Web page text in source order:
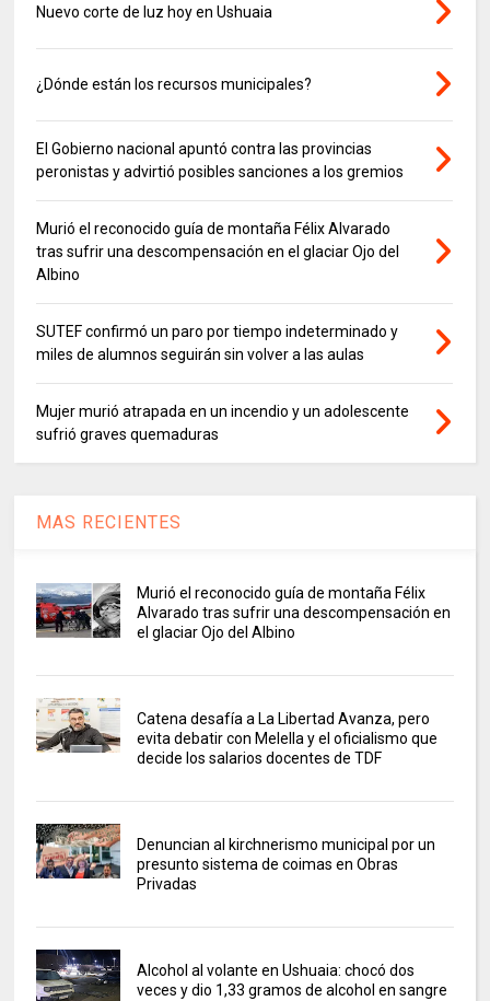
Nuevo corte de luz hoy en Ushuaia
¿Dónde están los recursos municipales?
El Gobierno nacional apuntó contra las provincias
peronistas y advirtió posibles sanciones a los gremios
Murió el reconocido guía de montaña Félix Alvarado
tras sufrir una descompensación en el glaciar Ojo del
Albino
SUTEF confirmó un paro por tiempo indeterminado y
miles de alumnos seguirán sin volver a las aulas
Mujer murió atrapada en un incendio y un adolescente
sufrió graves quemaduras
MAS RECIENTES
Murió el reconocido guía de montaña Félix
Alvarado tras sufrir una descompensación en
el glaciar Ojo del Albino
Catena desafía a La Libertad Avanza, pero
evita debatir con Melella y el oficialismo que
decide los salarios docentes de TDF
Denuncian al kirchnerismo municipal por un
presunto sistema de coimas en Obras
Privadas
Alcohol al volante en Ushuaia: chocó dos
veces y dio 1,33 gramos de alcohol en sangre